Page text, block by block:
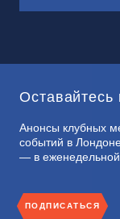
Оставайтесь
Анонсы клубных
событий в
— в еженедельной
ПОДПИСАТЬСЯ